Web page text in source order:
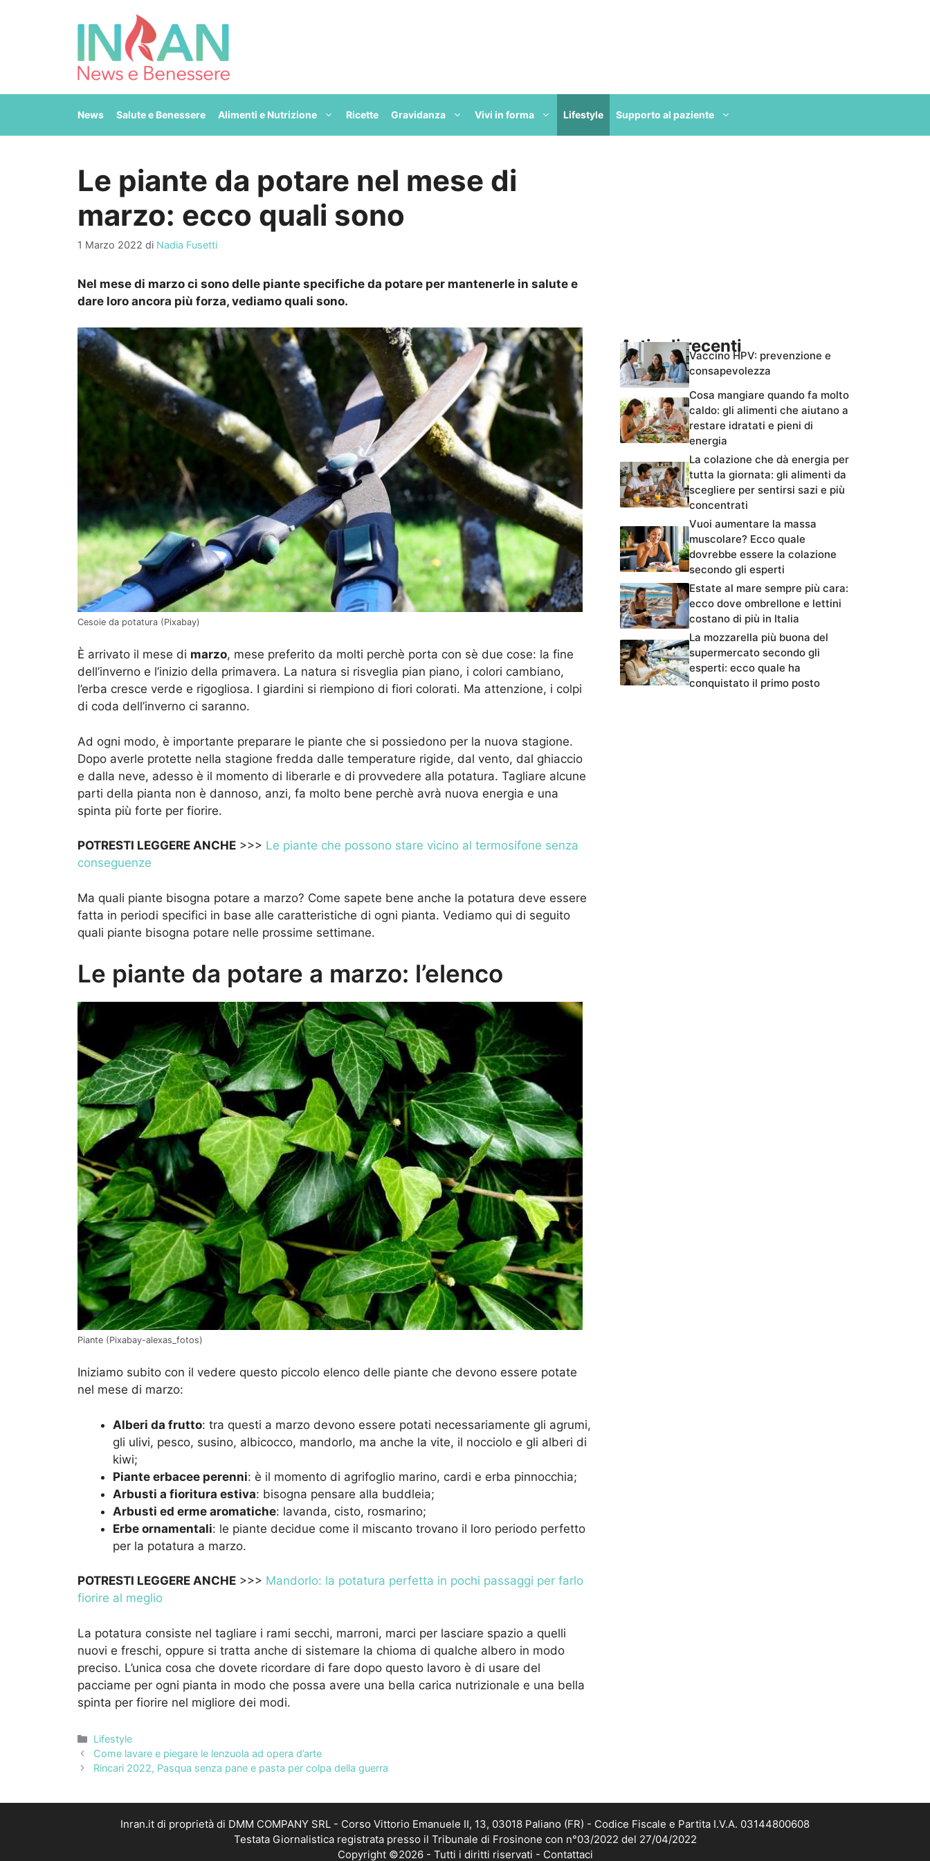
News Salute e Benessere Alimenti e Nutrizione Ricette Gravidanza Vivi in forma Lifestyle Supporto al paziente
Le piante da potare nel mese di
marzo: ecco quali sono
1 Marzo 2022 di Nadia Fusetti
Nel mese di marzo ci sono delle piante specifiche da potare per mantenerle in salute e
dare loro ancora più forza, vediamo quali sono.
Cesoie da potatura (Pixabay)
È arrivato il mese di marzo, mese preferito da molti perchè porta con sè due cose: la fine
dell’inverno e l’inizio della primavera. La natura si risveglia pian piano, i colori cambiano,
l’erba cresce verde e rigogliosa. I giardini si riempiono di fiori colorati. Ma attenzione, i colpi
di coda dell’inverno ci saranno.
Ad ogni modo, è importante preparare le piante che si possiedono per la nuova stagione.
Dopo averle protette nella stagione fredda dalle temperature rigide, dal vento, dal ghiaccio
e dalla neve, adesso è il momento di liberarle e di provvedere alla potatura. Tagliare alcune
parti della pianta non è dannoso, anzi, fa molto bene perchè avrà nuova energia e una
spinta più forte per fiorire.
POTRESTI LEGGERE ANCHE >>> Le piante che possono stare vicino al termosifone senza
conseguenze
Ma quali piante bisogna potare a marzo? Come sapete bene anche la potatura deve essere
fatta in periodi specifici in base alle caratteristiche di ogni pianta. Vediamo qui di seguito
quali piante bisogna potare nelle prossime settimane.
Le piante da potare a marzo: l’elenco
Piante (Pixabay-alexas_fotos)
Iniziamo subito con il vedere questo piccolo elenco delle piante che devono essere potate
nel mese di marzo:
Alberi da frutto: tra questi a marzo devono essere potati necessariamente gli agrumi,
gli ulivi, pesco, susino, albicocco, mandorlo, ma anche la vite, il nocciolo e gli alberi di
kiwi;
Piante erbacee perenni: è il momento di agrifoglio marino, cardi e erba pinnocchia;
Arbusti a fioritura estiva: bisogna pensare alla buddleia;
Arbusti ed erme aromatiche: lavanda, cisto, rosmarino;
Erbe ornamentali: le piante decidue come il miscanto trovano il loro periodo perfetto
per la potatura a marzo.
POTRESTI LEGGERE ANCHE >>> Mandorlo: la potatura perfetta in pochi passaggi per farlo
fiorire al meglio
La potatura consiste nel tagliare i rami secchi, marroni, marci per lasciare spazio a quelli
nuovi e freschi, oppure si tratta anche di sistemare la chioma di qualche albero in modo
preciso. L’unica cosa che dovete ricordare di fare dopo questo lavoro è di usare del
pacciame per ogni pianta in modo che possa avere una bella carica nutrizionale e una bella
spinta per fiorire nel migliore dei modi.
Categorie
Lifestyle
Come lavare e piegare le lenzuola ad opera d’arte
Rincari 2022, Pasqua senza pane e pasta per colpa della guerra
Articoli recentiVaccino HPV: prevenzione e
consapevolezza
Cosa mangiare quando fa molto
caldo: gli alimenti che aiutano a
restare idratati e pieni di
energia
La colazione che dà energia per
tutta la giornata: gli alimenti da
scegliere per sentirsi sazi e più
concentrati
Vuoi aumentare la massa
muscolare? Ecco quale
dovrebbe essere la colazione
secondo gli esperti
Estate al mare sempre più cara:
ecco dove ombrellone e lettini
costano di più in Italia
La mozzarella più buona del
supermercato secondo gli
esperti: ecco quale ha
conquistato il primo posto
Inran.it di proprietà di DMM COMPANY SRL - Corso Vittorio Emanuele II, 13, 03018 Paliano (FR) - Codice Fiscale e Partita I.V.A. 03144800608
Testata Giornalistica registrata presso il Tribunale di Frosinone con n°03/2022 del 27/04/2022
Copyright ©2026 - Tutti i diritti riservati - Contattaci